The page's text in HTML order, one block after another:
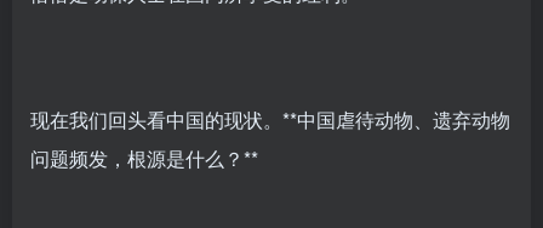
现在我们回头看中国的现状。**中国虐待动物、遗弃动物
问题频发，根源是什么？**